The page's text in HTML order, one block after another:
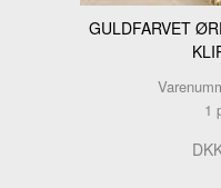
GULDFARVET
1